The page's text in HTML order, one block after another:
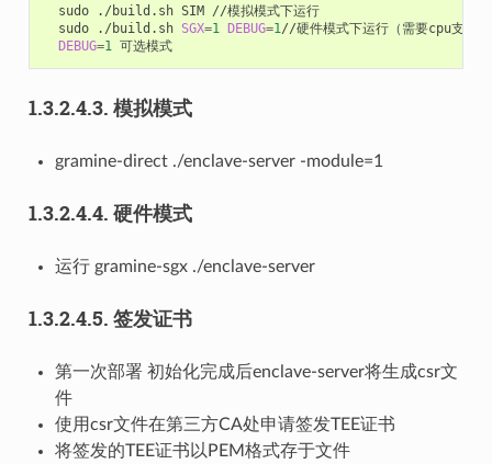
sudo ./build.sh SIM
//模拟模式下运行
sudo
./build.sh SGX=1 DEBUG=1
DEBUG=1 可选模式
1.3.2.4.3. 模拟模式
gramine-direct ./enclave-server -module=1
1.3.2.4.4. 硬件模式
运行 gramine-sgx ./enclave-server
1.3.2.4.5. 签发证书
第一次部署 初始化完成后enclave-server将生成csr文
件
使用csr文件在第三方CA处申请签发TEE证书
将签发的TEE证书以PEM格式存于文件